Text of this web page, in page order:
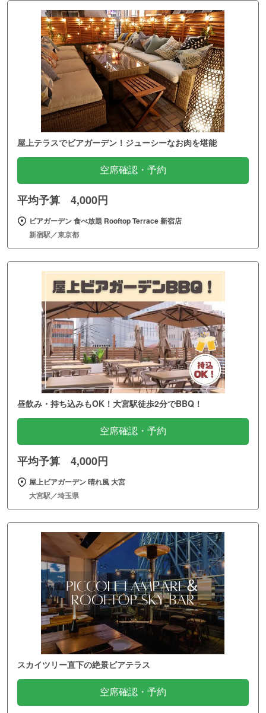
屋上テラスでビアガーデン！ジューシーなお肉を堪能
空席確認・予約
平均予算 4,000円
ビアガーデン 食べ放題 Rooftop Terrace 新宿店
新宿駅／東京都
昼飲み・持ち込みもOK！大宮駅徒歩2分でBBQ！
空席確認・予約
平均予算 4,000円
屋上ビアガーデン 晴れ風 大宮
大宮駅／埼玉県
スカイツリー直下の絶景ビアテラス
空席確認・予約